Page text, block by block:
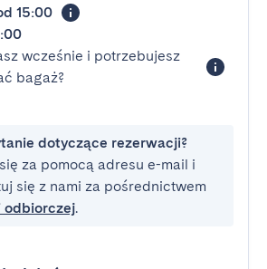
15:00
wcześnie i potrzebujesz
bagaż?
dotyczące rezerwacji?
za pomocą adresu e-mail i
się z nami za pośrednictwem
odbiorczej.